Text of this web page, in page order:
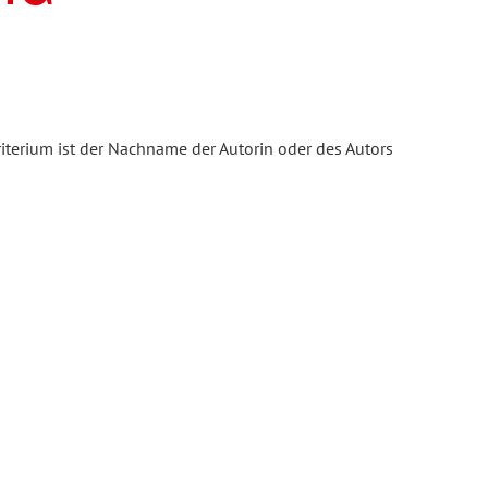
ist der Nachname der Autorin oder des Autors